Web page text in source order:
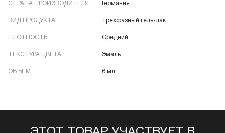
СТРАНА ПРОИЗВОДИТЕЛЯ Германия
ВИД ПРОДУКТА Трехфазный гель-лак
ПЛОТНОСТЬ Средний
ТЕКСТУРА ЦВЕТА Эмаль
ОБЪЁМ 6 мл